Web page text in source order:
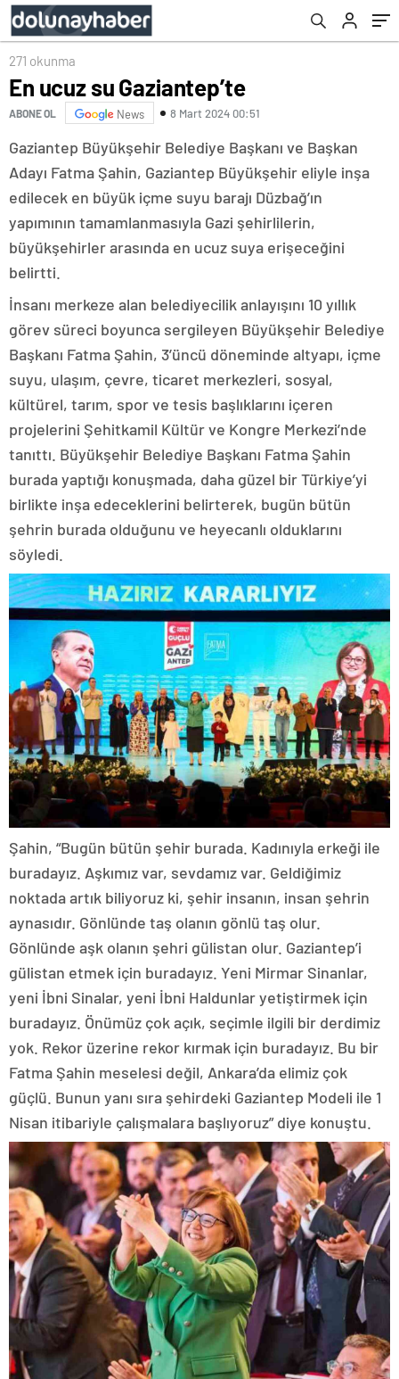
271 okunma
En ucuz su Gaziantep’te
ABONE OL News 8 Mart 2024 00:51
Gaziantep Büyükşehir Belediye Başkanı ve Başkan
Adayı Fatma Şahin, Gaziantep Büyükşehir eliyle inşa
edilecek en büyük içme suyu barajı Düzbağ’ın
yapımının tamamlanmasıyla Gazi şehirlilerin,
büyükşehirler arasında en ucuz suya erişeceğini
belirtti.
İnsanı merkeze alan belediyecilik anlayışını 10 yıllık
görev süreci boyunca sergileyen Büyükşehir Belediye
Başkanı Fatma Şahin, 3’üncü döneminde altyapı, içme
suyu, ulaşım, çevre, ticaret merkezleri, sosyal,
kültürel, tarım, spor ve tesis başlıklarını içeren
projelerini Şehitkamil Kültür ve Kongre Merkezi’nde
tanıttı. Büyükşehir Belediye Başkanı Fatma Şahin
burada yaptığı konuşmada, daha güzel bir Türkiye’yi
birlikte inşa edeceklerini belirterek, bugün bütün
şehrin burada olduğunu ve heyecanlı olduklarını
söyledi.
Şahin, “Bugün bütün şehir burada. Kadınıyla erkeği ile
buradayız. Aşkımız var, sevdamız var. Geldiğimiz
noktada artık biliyoruz ki, şehir insanın, insan şehrin
aynasıdır. Gönlünde taş olanın gönlü taş olur.
Gönlünde aşk olanın şehri gülistan olur. Gaziantep’i
gülistan etmek için buradayız. Yeni Mirmar Sinanlar,
yeni İbni Sinalar, yeni İbni Haldunlar yetiştirmek için
buradayız. Önümüz çok açık, seçimle ilgili bir derdimiz
yok. Rekor üzerine rekor kırmak için buradayız. Bu bir
Fatma Şahin meselesi değil, Ankara’da elimiz çok
güçlü. Bunun yanı sıra şehirdeki Gaziantep Modeli ile 1
Nisan itibariyle çalışmalara başlıyoruz” diye konuştu.